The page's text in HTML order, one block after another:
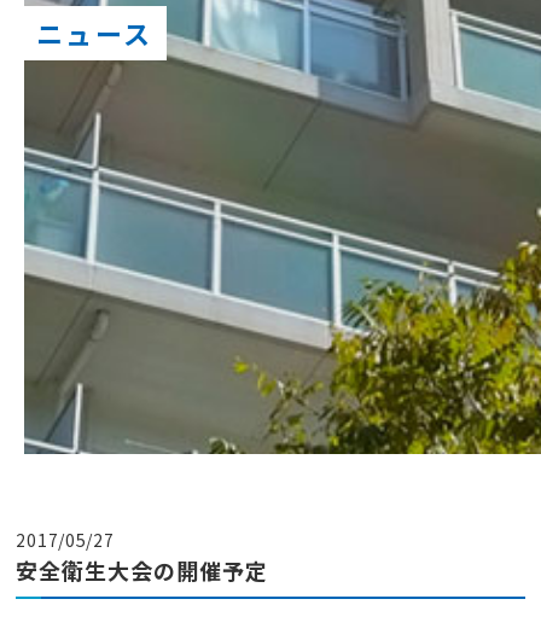
ニュース
2017/05/27
安全衛生大会の開催予定